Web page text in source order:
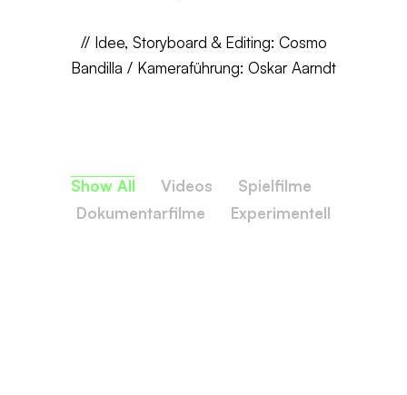
// Idee, Storyboard & Editing: Cosmo
Bandilla / Kameraführung: Oskar Aarndt
Show All Videos
Spielfilme
Dokumentarfilme
Experimentell